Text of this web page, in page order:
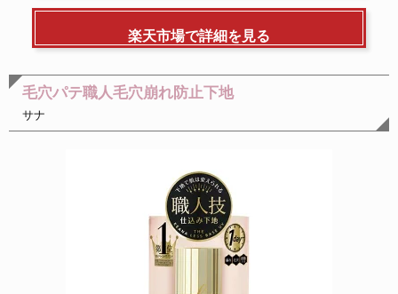
楽天市場で詳細を見る
毛穴パテ職人毛穴崩れ防止下地
サナ